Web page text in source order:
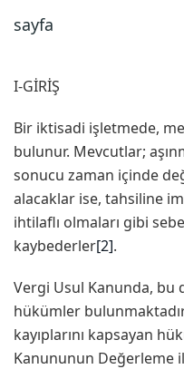
sayfa
I-GİRİŞ
Bir iktisadi işletmede,
bulunur. Mevcutlar;
sonucu zaman içinde
alacaklar ise, tahsiline
ihtilaflı olmaları gibi
kaybederler[2].
Vergi Usul Kanunda, bu
hükümler
kayıplarını kapsayan
Kanununun Değerleme